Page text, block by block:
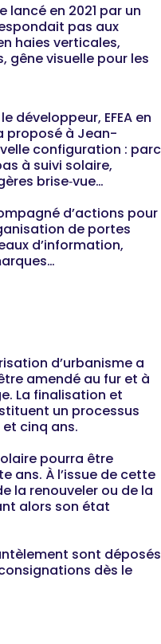
en 2021 par un
pas aux
haies verticales,
gêne visuelle pour les
développeur, EFEA en
proposé à Jean-
configuration : parc
à suivi solaire,
brise‑vue…
d’actions pour
de portes
d’information,
d’urbanisme a
amendé au fur et à
La finalisation et
un processus
cinq ans.
pourra être
ans. À l’issue de cette
la renouveler ou de la
alors son état
sont déposés
dès le